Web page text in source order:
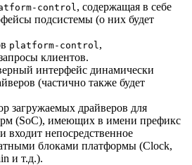
control, содержащая в себе
подсистемы (о них будет
platform-control,
клиентов.
интерфейс динамически
(частично также будет
загружаемых драйверов для
(SoC), имеющих в имени префикс
входит непосредственное
блоками платформы (Clock,
и т.д.).